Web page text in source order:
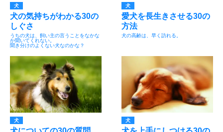
犬
犬の気持ちがわかる30の
しぐさ
うちの犬は、飼い主の言うことをなかな
か聞いてくれない。
聞き分けのよくない犬なのかな？
犬
愛犬を長生きさせる30の
方法
犬の高齢は、早く訪れる。
犬 犬